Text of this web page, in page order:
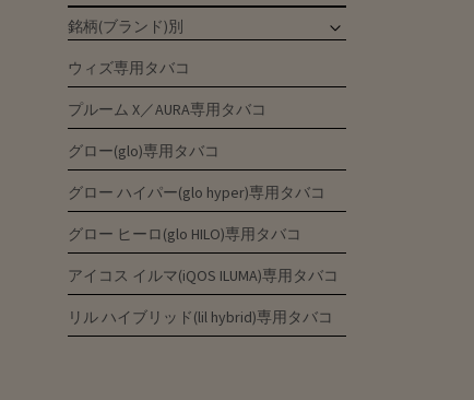
銘柄(ブランド)別
ウィズ専用タバコ
プルーム X／AURA専用タバコ
グロー(glo)専用タバコ
グロー ハイパー(glo hyper)専用タバコ
グロー ヒーロ(glo HILO)専用タバコ
アイコス イルマ(iQOS ILUMA)専用タバコ
リル ハイブリッド(lil hybrid)専用タバコ